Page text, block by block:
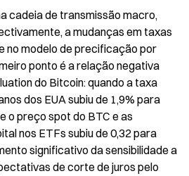
cadeia de transmissão macro,
a mudanças em taxas
no modelo de precificação por
ponto é a relação negativa
do Bitcoin: quando a taxa
dos EUA subiu de 1,9% para
o preço spot do BTC e as
nos ETFs subiu de 0,32 para
significativo da sensibilidade a
de corte de juros pelo